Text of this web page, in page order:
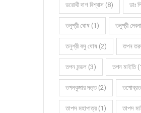
ডরোথী দাশ বিশ্বাস (8) ডাঃ
তনুশ্রী ঘোষ (1) তনুশ্রী
তনুশ্রী বসু ঘোষ (2) তপন
তপন মন্ডল (3) তপন মাইতি
তপনকুমার দত্ত (2) তপোব্রত
তাপস মহাপাত্র (1) তাপস